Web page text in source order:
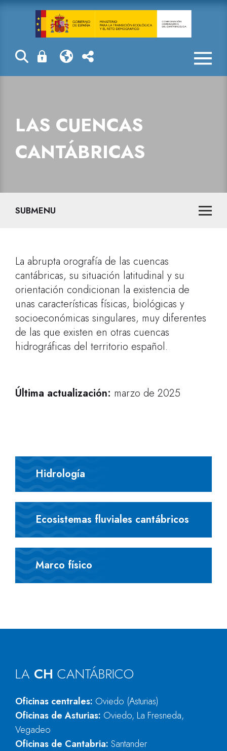
Las cuencas
LAS CUENCAS
CANTÁBRICAS
SUBMENU
La abrupta orografía de las cuencas
cantábricas, su situación latitudinal y su
orientación condicionan la existencia de
unas características físicas, biológicas y
socioeconómicas singulares, muy diferentes
de las que existen en otras cuencas
hidrográficas del territorio español.
Última actualización: marzo de 2025
Hidrología
Ecosistemas fluviales cantábricos
Marco físico
LA CH CANTÁBRICO
Oficinas centrales: Oviedo (Asturias)
Oficinas de Asturias: Oviedo, La Fresneda,
Vegadeo
Oficinas de Cantabria: Santander